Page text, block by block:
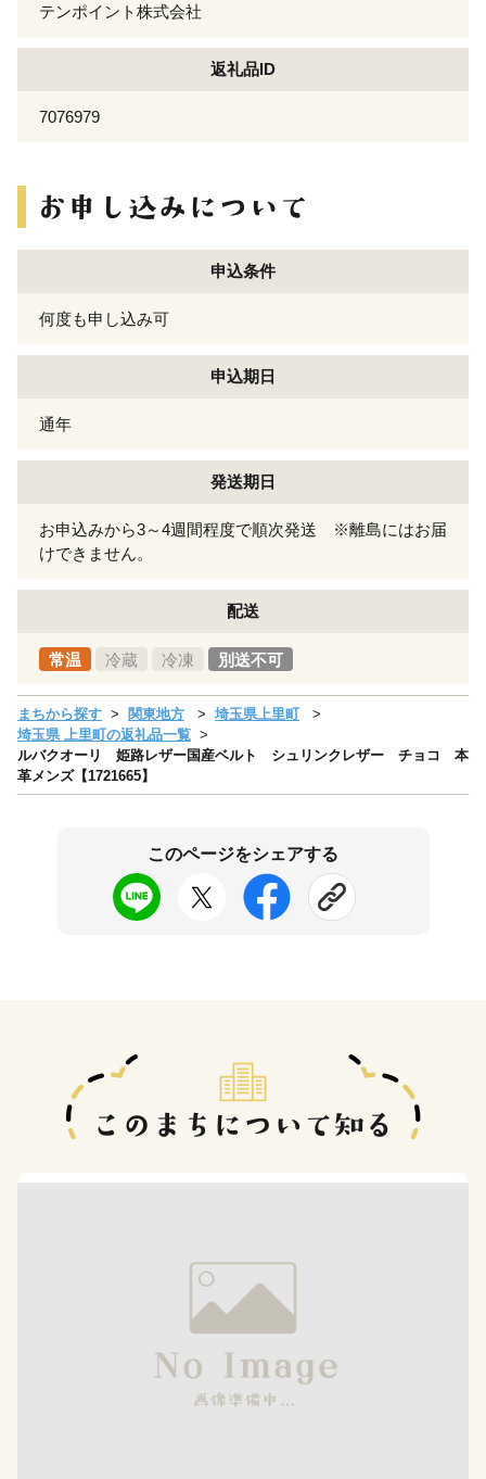
テンポイント株式会社
返礼品ID
7076979
申込条件
何度も申し込み可
申込期日
通年
発送期日
お申込みから3～4週間程度で順次発送 ※離島にはお届
けできません。
配送
常温 冷蔵 冷凍 別送不可
まちから探す 関東地方
埼玉県上里町
埼玉県 上里町の返礼品一覧
ルバクオーリ 姫路レザー国産ベルト シュリンクレザー チョコ 本
革メンズ【1721665】
このページをシェアする